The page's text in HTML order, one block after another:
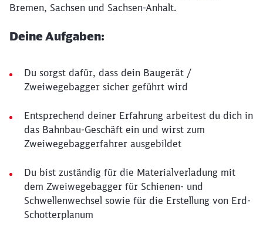
Bremen, Sachsen und Sachsen-Anhalt.
Deine Aufgaben:
Du sorgst dafür, dass dein Baugerät /
Zweiwegebagger sicher geführt wird
Entsprechend deiner Erfahrung arbeitest du dich in
das Bahnbau-Geschäft ein und wirst zum
Zweiwegebaggerfahrer ausgebildet
Du bist zuständig für die Materialverladung mit
dem Zweiwegebagger für Schienen- und
Schwellenwechsel sowie für die Erstellung von Erd-
Schotterplanum